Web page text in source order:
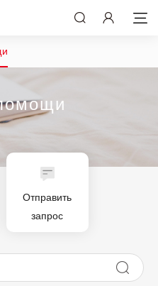
Отправить
запрос